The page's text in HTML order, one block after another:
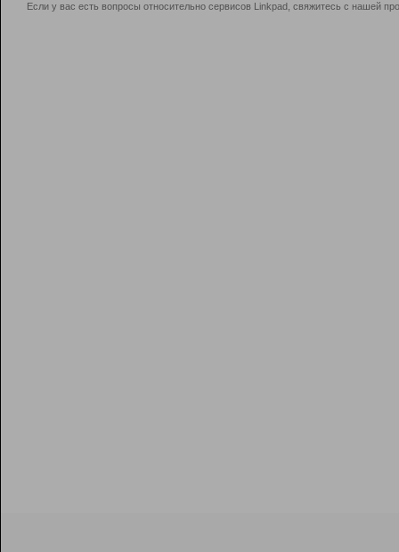
Если у вас есть вопросы относительно сервисов Linkpad, свяжитесь с нашей